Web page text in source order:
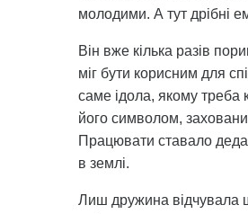
молодими. А тут дрібні
Він вже кілька разів
міг бути корисним для
саме ідола, якому треба
його символом,
Працювати ставало
в землі.
Лиш дружина відчувала